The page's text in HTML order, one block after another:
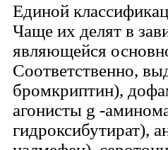
Единой
Чаще их делят в
являющейся
Соответственно,
бромкриптин),
агонисты g -
гидроксибутират),